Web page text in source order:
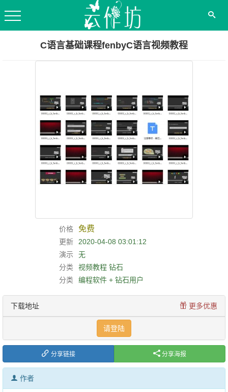
C语言基础课程fenbyC语言视频教程
价格 免费
更新
2020-04-08 03:01:12
演示
无
分类
视频教程 钻石
分类
编程软件 + 钻石用户
更多优惠
下载地址
请登陆
分享链接 分享海报
作者